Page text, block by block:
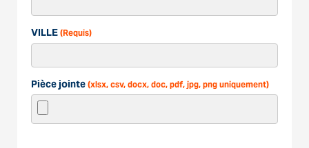
VILLE (Requis)
Pièce jointe (xlsx, csv, docx, doc, pdf, jpg, png uniquement)